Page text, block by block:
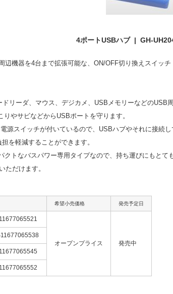
4ポートUSBハブ | GH-
辺機器を4台まで拡張可能な、ON/OFF切り換えスイッ
ドリーダ、マウス、デジカメ、USBメモリーなどの
やサビなどからUSBポートを守ります。
源スイッチが付いているので、USBハブやそれに接続
を軽減することができます。
クトなバスパワー専用タイプなので、持ち運びにもと
ただけます。
希望小売価格 発売予定日
オープンプライス 発売中